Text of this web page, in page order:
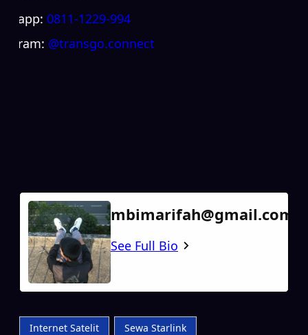
0811-1229-994
@transgo.connect
mbimarifah@gmail.com
See Full Bio
Internet Satelit Sewa Starlink